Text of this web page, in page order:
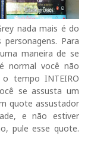
nada mais é do
Para
maneira de se
normal você não
tempo INTEIRO
se assusta um
quote assustador
e não estiver
pule esse quote.